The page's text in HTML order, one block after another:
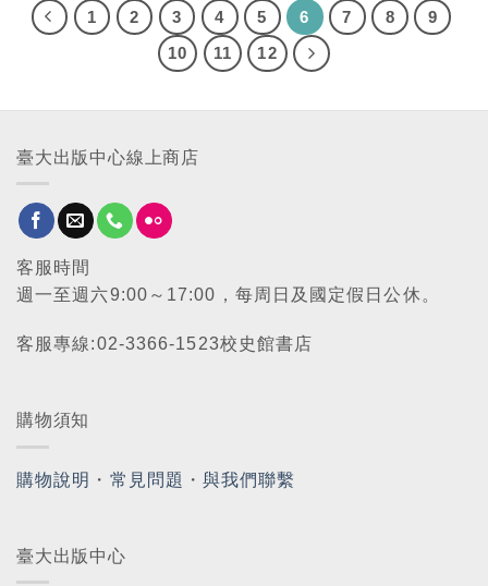
1 2 3 4 5 6 7 8
9
10
11 12
臺大出版中心線上商店
客服時間
週一至週六9:00～17:00，每周日及國定假日公休。
客服專線:02-3366-1523校史館書店
購物須知
購物說明 ・ 常見問題 ・與我們聯繫
臺大出版中心